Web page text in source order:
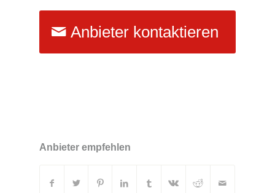
Anbieter kontaktieren
Anbieter empfehlen